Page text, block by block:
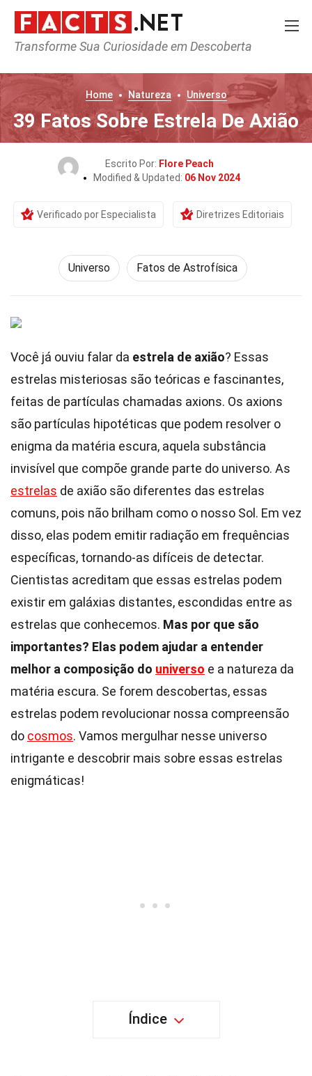
Transforme Sua Curiosidade em Descoberta
Home Natureza Universo
39 Fatos Sobre Estrela De Axião
Escrito Por: Flore Peach
Modified & Updated: 06 Nov 2024
Verificado por Especialista Diretrizes Editoriais
Universo Fatos de Astrofísica
Você já ouviu falar da estrela de axião? Essas
estrelas misteriosas são teóricas e fascinantes,
feitas de partículas chamadas axions. Os axions
são partículas hipotéticas que podem resolver o
enigma da matéria escura, aquela substância
invisível que compõe grande parte do universo. As
estrelas de axião são diferentes das estrelas
comuns, pois não brilham como o nosso Sol. Em vez
disso, elas podem emitir radiação em frequências
específicas, tornando-as difíceis de detectar.
Cientistas acreditam que essas estrelas podem
existir em galáxias distantes, escondidas entre as
estrelas que conhecemos. Mas por que são
importantes? Elas podem ajudar a entender
melhor a composição do universo e a natureza da
matéria escura. Se forem descobertas, essas
estrelas podem revolucionar nossa compreensão
do cosmos. Vamos mergulhar nesse universo
intrigante e descobrir mais sobre essas estrelas
enigmáticas!
Índice